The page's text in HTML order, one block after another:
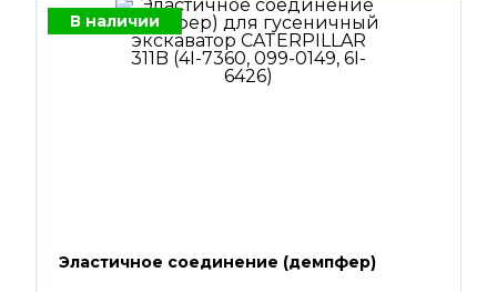
В наличии
Эластичное соединение (демпфер)